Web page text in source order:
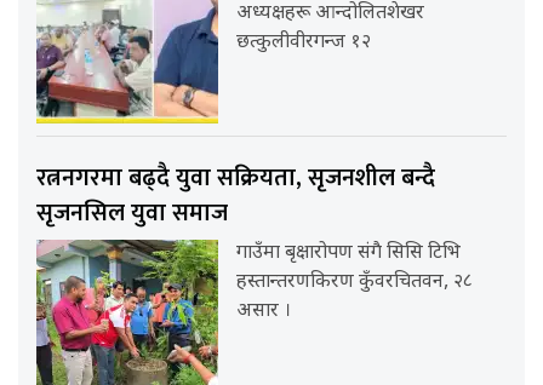
अध्यक्षहरू आन्दोलितशेखर
छत्कुलीवीरगन्ज १२
रत्ननगरमा बढ्दै युवा सक्रियता, सृजनशील बन्दै
सृजनसिल युवा समाज
गाउँमा बृक्षारोपण संगै सिसि टिभि
हस्तान्तरणकिरण कुँवरचितवन, २८
असार ।